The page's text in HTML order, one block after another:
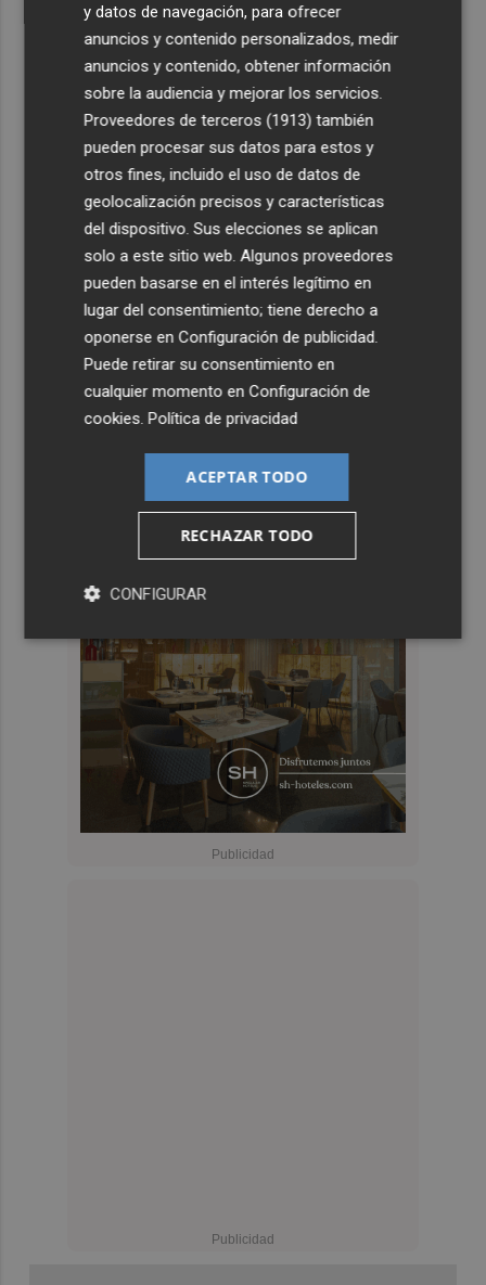
y datos de navegación, para ofrecer
anuncios y contenido personalizados, medir
anuncios y contenido, obtener información
sobre la audiencia y mejorar los servicios.
Proveedores de terceros (1913) también
pueden procesar sus datos para estos y
otros fines, incluido el uso de datos de
geolocalización precisos y características
del dispositivo. Sus elecciones se aplican
solo a este sitio web. Algunos proveedores
pueden basarse en el interés legítimo en
lugar del consentimiento; tiene derecho a
oponerse enConfiguración de publicidad.
Puede retirar su consentimiento en
cualquier momento enConfiguración de
cookies.Política de privacidad
ACEPTAR TODO
RECHAZAR TODO
CONFIGURAR